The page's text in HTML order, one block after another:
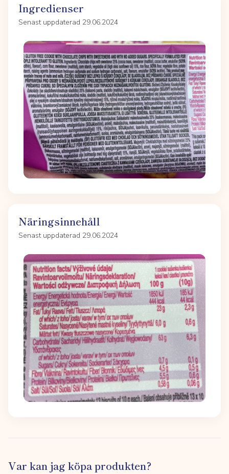
Ingredienser
Senast uppdaterad 29.06.2024
Näringsinnehåll
Senast uppdaterad 29.06.2024
Var kan jag köpa produkten?